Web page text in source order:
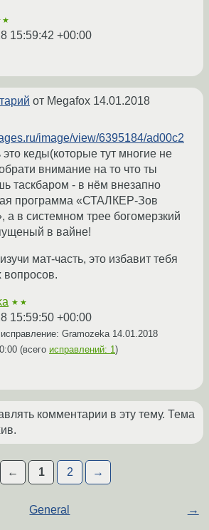
15:59:42 +00:00
от Megafox 14.01.2018
image/view/6395184/ad00c2
это кеды(которые тут многие не
внимание на то что ты
таскбаром - в нём внезапно
программа «СТАЛКЕР-Зов
а в системном трее богомерзкий
в вайне!
мат-часть, это избавит тебя
вопросов.
★★
15:59:50 +00:00
Gramozeka 14.01.2018
(всего исправлений: 1)
комментарии в эту тему. Тема
← 1 2 →
General →